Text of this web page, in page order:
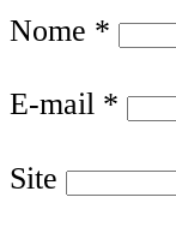
Nome *
E-mail *
Site